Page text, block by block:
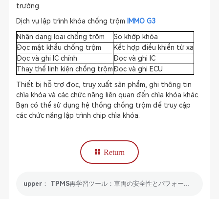
trường.
Dịch vụ lập trình khóa chống trộm
IMMO G3
Nhận dạng loại chống trộm
So khớp khóa
Đọc mật khẩu chống trộm
Kết hợp điều khiển từ xa
Đọc và ghi IC chính
Đọc và ghi IC
Thay thế linh kiện chống trộmĐọc và ghi ECU
Thiết bị hỗ trợ đọc, truy xuất sản phẩm, ghi thông tin
chìa khóa và các chức năng liên quan đến chìa khóa khác.
Bạn có thể sử dụng hệ thống chống trộm để truy cập
các chức năng lập trình chip chìa khóa.
Return
upper： TPMS再学習ツール：車両の安全性とパフォーマンスを向上